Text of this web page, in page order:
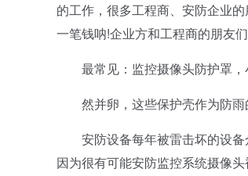
的工作，很多工程商、安防企业
一笔钱呐!企业方和工程商的朋友们
最常见：监控摄像头防护罩，
然并卵，这些保护壳作为防雨
安防设备每年被雷击坏的设备
因为很有可能安防监控系统摄像